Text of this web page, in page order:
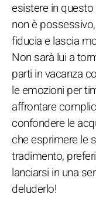
esistere in
non è
fiducia e lascia
Non sarà lui a
parti in vacanza
le emozioni per
affrontare
confondere le
che esprimere le
tradimento,
lanciarsi in una
deluderlo!